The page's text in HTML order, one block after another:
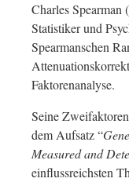
Charles Spearman
Statistiker und
Spearmanschen
Faktorenanalyse.
Seine
dem Aufsatz “
Measured and
einflussreichsten